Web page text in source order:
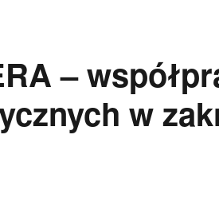
–
w